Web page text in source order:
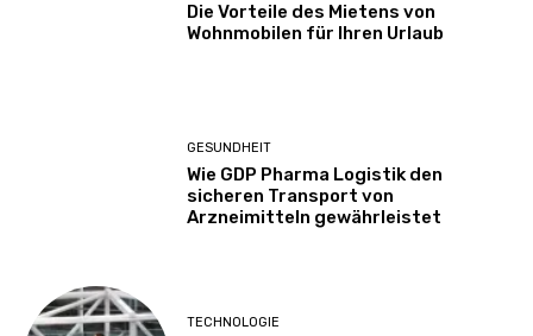
Die Vorteile des Mietens von
Wohnmobilen für Ihren Urlaub
GESUNDHEIT
Wie GDP Pharma Logistik den
sicheren Transport von
Arzneimitteln gewährleistet
TECHNOLOGIE